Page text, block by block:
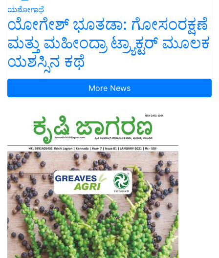
ಯಶೋಗಾಥೆ
ಯೋಗೇಶ್ ಭೂತಡಾ: ಗೋಸಂರಕ್ಷಣೆ
ಮತ್ತು ಮಹೀಂದ್ರಾ ಟ್ರ್ಯಾಕ್ಟರ್ ಮೂಲಕ
ಯಶಸ್ಸಿನ ಕಥೆ
More News